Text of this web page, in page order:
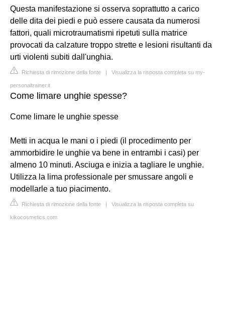
Questa manifestazione si osserva soprattutto a carico
delle dita dei piedi e può essere causata da numerosi
fattori, quali microtraumatismi ripetuti sulla matrice
provocati da calzature troppo strette e lesioni risultanti da
urti violenti subiti dall'unghia.
Richiesta di rimozione della fonte | Visualizza la risposta completa su my-
personaltrainer.it
Come limare unghie spesse?
Come limare le unghie spesse
Metti in acqua le mani o i piedi (il procedimento per
ammorbidire le unghie va bene in entrambi i casi) per
almeno 10 minuti. Asciuga e inizia a tagliare le unghie.
Utilizza la lima professionale per smussare angoli e
modellarle a tuo piacimento.
Richiesta di rimozione della fonte | Visualizza la risposta completa su
kikocosmetics.com